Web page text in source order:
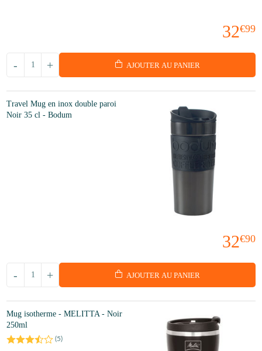
32€99
+
- AJOUTER AU PANIER
Travel Mug en inox double paroi
Noir 35 cl - Bodum
32€90
+
- AJOUTER AU PANIER
Mug isotherme - MELITTA - Noir
250ml
(5)